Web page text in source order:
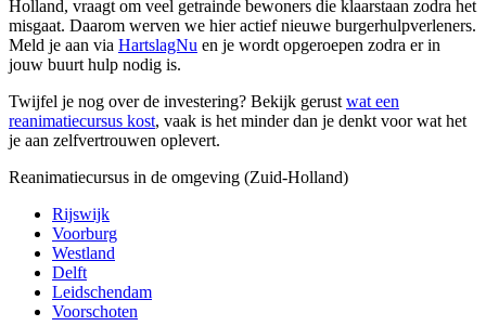
Holland, vraagt om veel getrainde bewoners die klaarstaan zodra het
misgaat. Daarom werven we hier actief nieuwe burgerhulpverleners.
Meld je aan via HartslagNu en je wordt opgeroepen zodra er in
jouw buurt hulp nodig is.
Twijfel je nog over de investering? Bekijk gerust wat een
reanimatiecursus kost, vaak is het minder dan je denkt voor wat het
je aan zelfvertrouwen oplevert.
Reanimatiecursus in de omgeving (Zuid-Holland)
Rijswijk
Voorburg
Westland
Delft
Leidschendam
Voorschoten